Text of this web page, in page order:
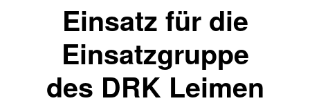
Einsatz für die
Einsatzgruppe
des DRK Leimen